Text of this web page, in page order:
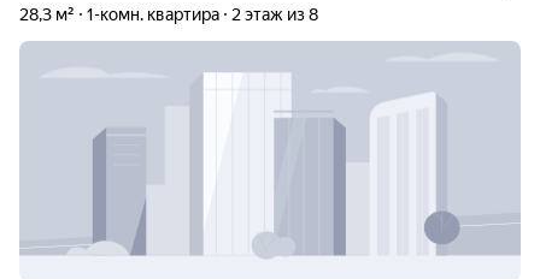
28,3 м² 1-комн. квартира 2 этаж из 8